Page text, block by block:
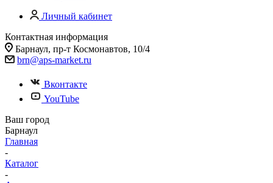
Личный кабинет
Контактная информация
Барнаул, пр-т Космонавтов, 10/4
brn@aps-market.ru
Вконтакте
YouTube
Ваш город
Барнаул
Главная
-
Каталог
-